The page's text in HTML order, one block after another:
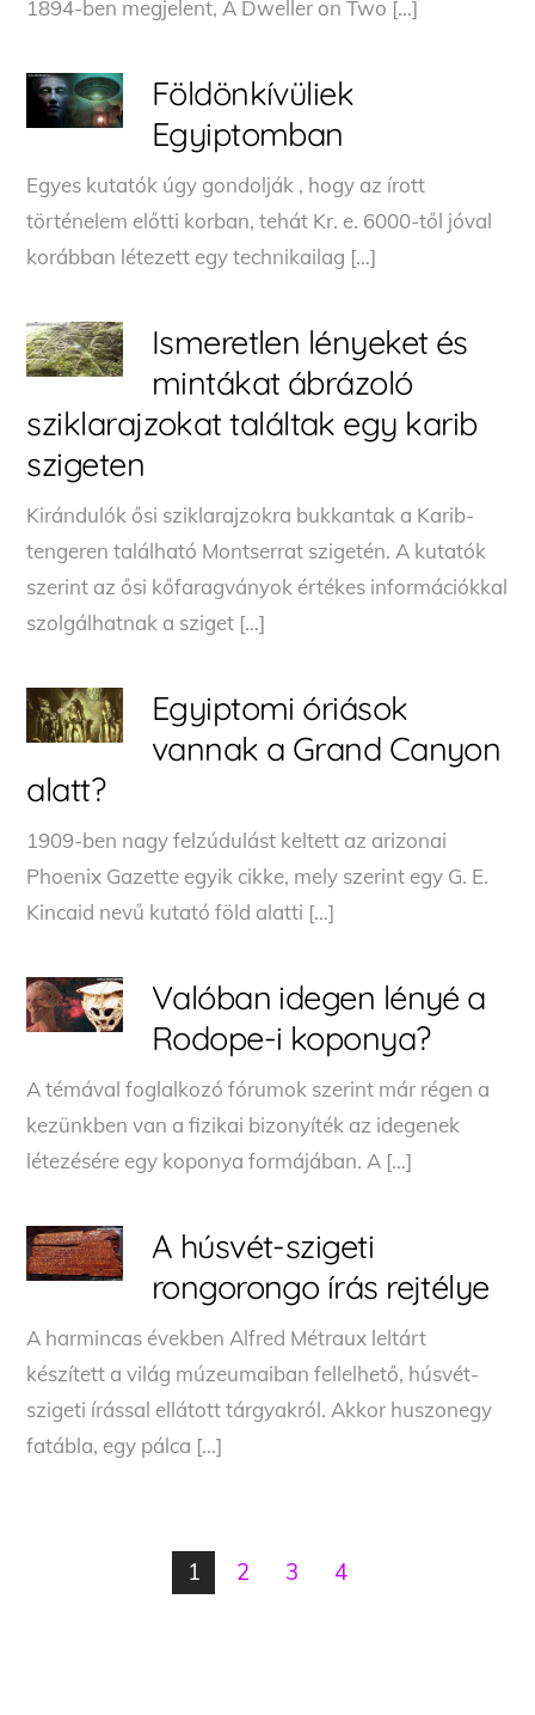
1894-ben megjelent, A Dweller on Two […]
Földönkívüliek
Egyiptomban
Egyes kutatók úgy gondolják , hogy az írott
történelem előtti korban, tehát Kr. e. 6000-től jóval
korábban létezett egy technikailag […]
Ismeretlen lényeket és
mintákat ábrázoló
sziklarajzokat találtak egy karib
szigeten
Kirándulók ősi sziklarajzokra bukkantak a Karib-
tengeren található Montserrat szigetén. A kutatók
szerint az ősi kőfaragványok értékes információkkal
szolgálhatnak a sziget […]
Egyiptomi óriások
vannak a Grand Canyon
alatt?
1909-ben nagy felzúdulást keltett az arizonai
Phoenix Gazette egyik cikke, mely szerint egy G. E.
Kincaid nevű kutató föld alatti […]
Valóban idegen lényé a
Rodope-i koponya?
A témával foglalkozó fórumok szerint már régen a
kezünkben van a fizikai bizonyíték az idegenek
létezésére egy koponya formájában. A […]
A húsvét-szigeti
rongorongo írás rejtélye
A harmincas években Alfred Métraux leltárt
készített a világ múzeumaiban fellelhető, húsvét-
szigeti írással ellátott tárgyakról. Akkor huszonegy
fatábla, egy pálca […]
1 2 3 4